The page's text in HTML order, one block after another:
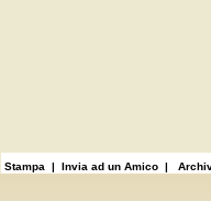
Stampa | Invia ad un Amico |